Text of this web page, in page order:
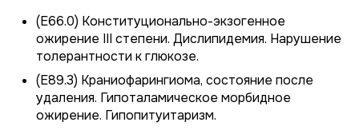
(Е66.0) Конституционально-экзогенное
ожирение III степени. Дислипидемия. Нарушение
толерантности к глюкозе.
(Е89.3) Краниофарингиома, состояние после
удаления. Гипоталамическое морбидное
ожирение. Гипопитуитаризм.